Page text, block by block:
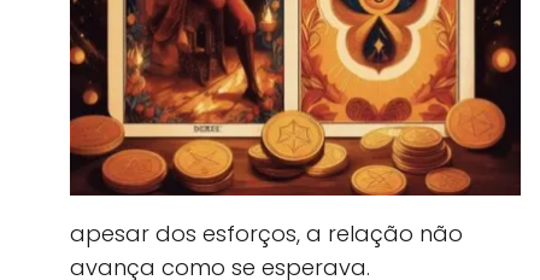
apesar dos esforços, a relação não
avança como se esperava.